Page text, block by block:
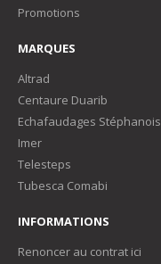
Promotions
MARQUES
Altrad
Centaure Duarib
Echafaudages Stéphanois
Imer
Telesteps
Tubesca Comabi
INFORMATIONS
Renoncer au contrat ici